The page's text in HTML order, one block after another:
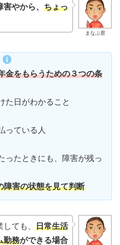
まなぶ君
やから、 ちょっ
金をもらうための３つの条
た日がわかること
っている人
たときにも、障害が残っ
障害の状態を見て判断
ても、 日常生活
勤務ができる場合